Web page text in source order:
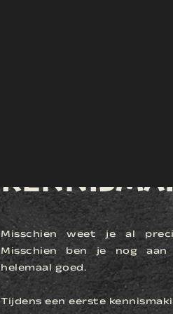
Misschien weet je al
Misschien ben je nog
helemaal goed.
Tijdens een eerste